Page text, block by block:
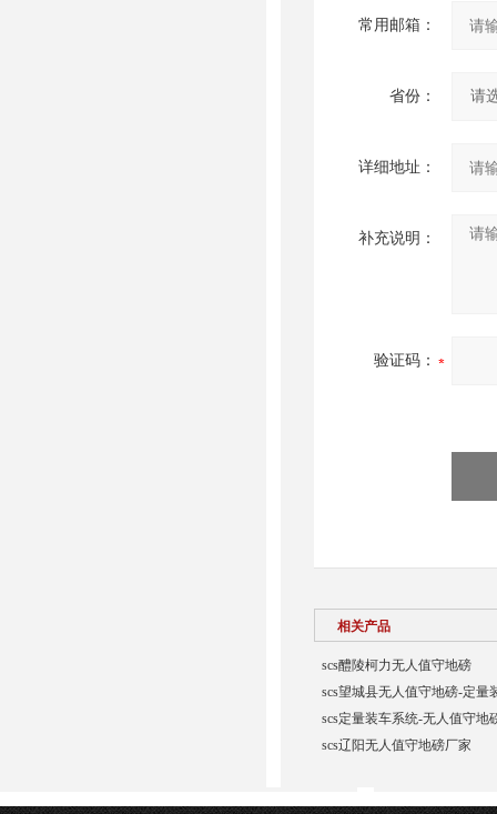
常用邮箱：
省份：
详细地址：
补充说明：
验证码：
相关产品
scs醴陵柯力无人值守地磅
scs望城县无人值守地磅-定量
scs定量装车系统-无人值守地
scs辽阳无人值守地磅厂家